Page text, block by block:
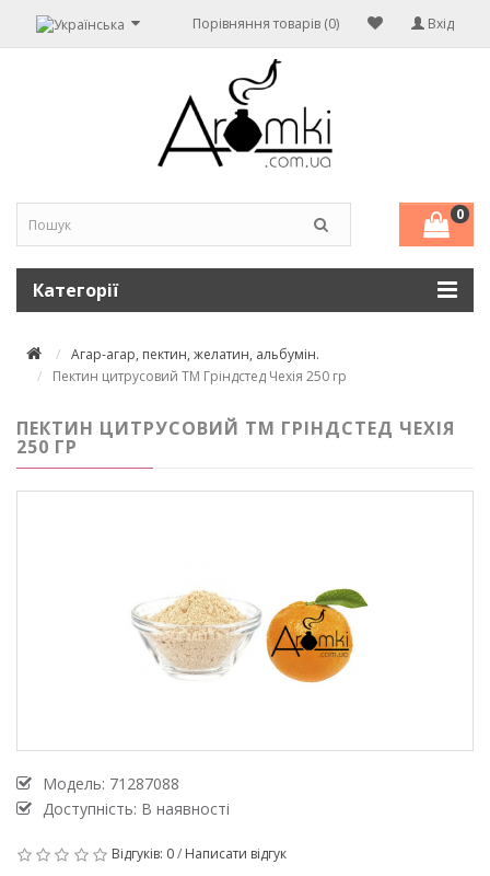
Вхід
Порівняння товарів (0)
0
Категорії
Агар-агар, пектин, желатин, альбумін.
Пектин цитрусовий ТМ Гріндстед Чехія 250 гр
ПЕКТИН ЦИТРУСОВИЙ ТМ ГРІНДСТЕД ЧЕХІЯ
250 ГР
Модель: 71287088
Доступність: В наявності
Відгуків: 0/ Написати відгук